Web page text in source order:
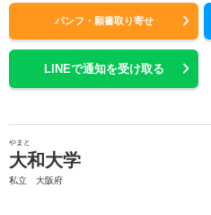
パンフ・願書取り寄せ
LINEで通知を受け取る
やまと
大和大学
私立 大阪府